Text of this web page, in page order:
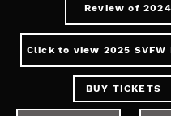
Review of 2024
Click to view 2025 SVFW
BUY TICKETS